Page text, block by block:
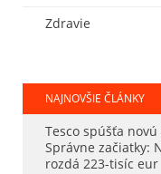
Zdravie
NAJNOVŠIE ČLÁNKY
Tesco spúšťa
Správne začiatky:
rozdá 223-tisíc eur